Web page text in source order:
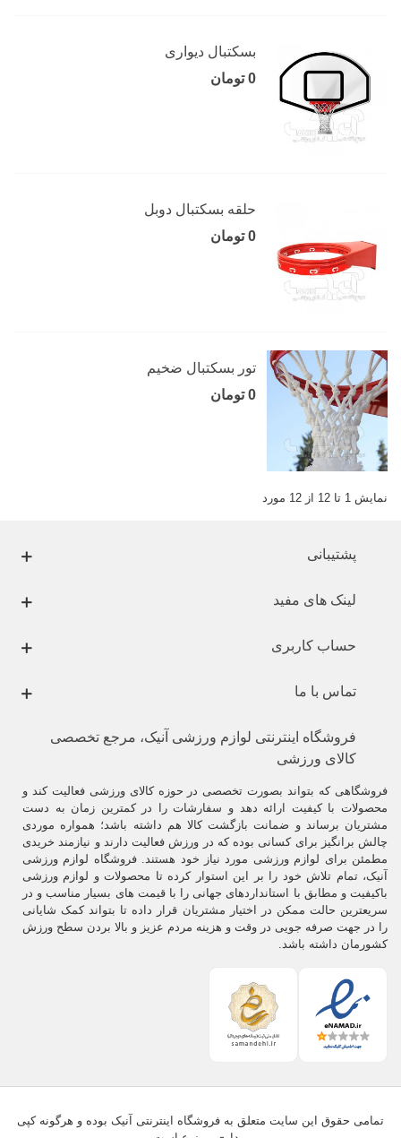
بسکتبال دیواری
0 تومان
حلقه بسکتبال دوبل
0 تومان
تور بسکتبال ضخیم
0 تومان
نمایش 1 تا 12 از 12 مورد
پشتیبانی
لینک های مفید
حساب کاربری
تماس با ما
فروشگاه اینترنتی لوازم ورزشی آنیک، مرجع تخصصی
کالای ورزشی
فروشگاهی که بتواند بصورت تخصصی در حوزه کالای ورزشی فعالیت کند و
محصولات با کیفیت ارائه دهد و سفارشات را در کمترین زمان به دست
مشتریان برساند و ضمانت بازگشت کالا هم داشته باشد؛ همواره موردی
چالش برانگیز برای کسانی بوده که در ورزش فعالیت دارند و نیازمند خریدی
مطمئن برای لوازم ورزشی مورد نیاز خود هستند. فروشگاه لوازم ورزشی
آنیک، تمام تلاش خود را بر این استوار کرده تا محصولات و لوازم ورزشی
باکیفیت و مطابق با استانداردهای جهانی را با قیمت های بسیار مناسب و در
سریعترین حالت ممکن در اختیار مشتریان قرار داده تا بتواند کمک شایانی
را در جهت صرفه جویی در وقت و هزینه مردم عزیز و بالا بردن سطح ورزش
کشورمان داشته باشد.
تمامی حقوق این سایت متعلق به فروشگاه اینترنتی آنیک بوده و هرگونه کپی